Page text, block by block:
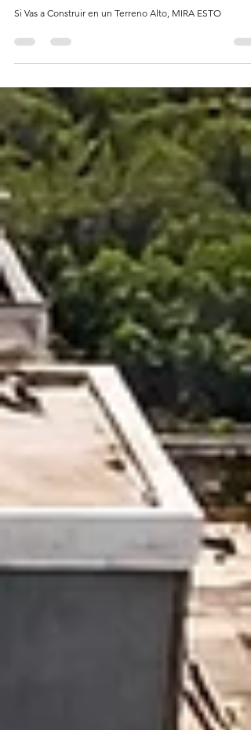
NUNCA Construyas en un Terreno Así (Te Explico
Qué)